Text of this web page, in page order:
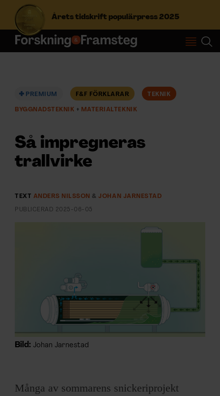
Årets tidskrift populärpress 2025
S
f
:
Prenumerera
NYHETSBREV
ÄMNEN
EVENEMANG & RESOR
SHOP
PRENUMERERA PÅ F&F
PREMIUM F&F FÖRKLARAR TEKNIK
BYGGNADSTEKNIK MATERIALTEKNIK
Så impregneras
trallvirke
TEXT ANDERS NILSSON & JOHAN JARNESTAD
PUBLICERAD 2025-06-05
Bild: Johan Jarnestad
Många av sommarens snickeriprojekt